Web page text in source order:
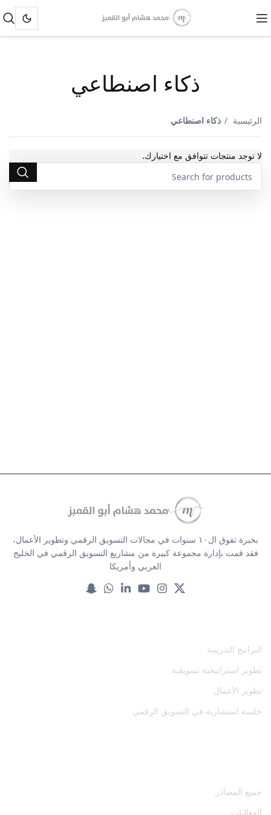
ذكاء اصنطاعي
الرئيسية ذكاء اصنطاعي
لا توجد منتجات تتوافق مع اختيارك.
بخبرة تفوق ال١٠ سنوات في مجالات التسويق الرقمي وتطوير الأعمال،
فقد قمت بإدارة مجموعة كبيرة من مشاريع التسويق الرقمي في الخليج
العربي وأمريكا
البرامج التدريبية
تطوير استراتيجية تسويقية
تطوير الأعمال
جلسة استشارية في التسويق الرقمي
جميع المصادر
الفعاليات